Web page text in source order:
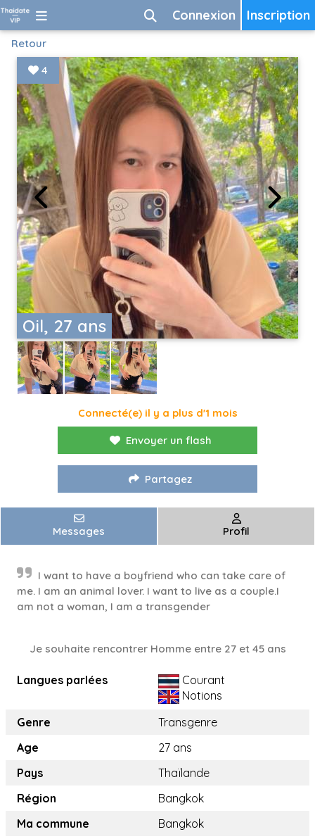
Inscription
Connexion
Retour
Oil, 27 ans
4
Connecté(e) il y a plus d'1 mois
Envoyer un flash
Partagez
Messages Profil
I want to have a boyfriend who can take care of
me. I am an animal lover. I want to live as a couple.I
am not a woman, I am a transgender
Je souhaite rencontrer Homme entre 27 et 45 ans
Langues parlées
Courant
Notions
Genre
Transgenre
Age
27 ans
Pays
Thaïlande
Région
Bangkok
Ma commune
Bangkok